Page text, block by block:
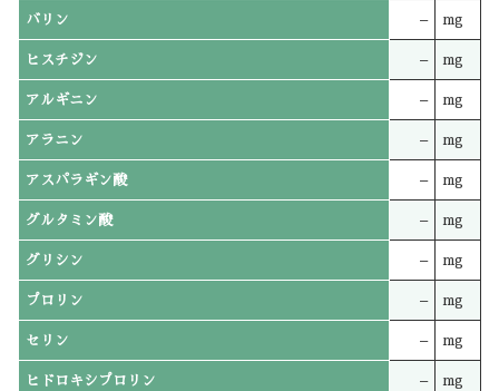
バリン – mg
ヒスチジン – mg
アルギニン – mg
アラニン – mg
アスパラギン酸 – mg
グルタミン酸 – mg
グリシン – mg
プロリン – mg
セリン – mg
ヒドロキシプロリン – mg